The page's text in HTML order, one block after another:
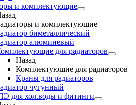
и комплектующие
и комплектующие
биметаллический
алюминевый
для радиаторов
Назад
Комплектующие для радиаторов
Краны для радиаторов
чугунный
для хол.воды и фитинги